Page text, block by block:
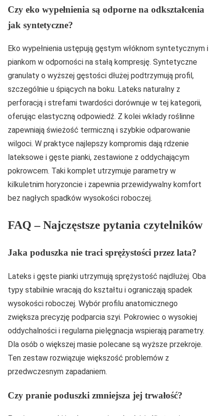
Czy eko wypełnienia są odporne na odkształcenia
jak syntetyczne?
Eko wypełnienia ustępują gęstym włóknom syntetycznym i
piankom w odporności na stałą kompresję. Syntetyczne
granulaty o wyższej gęstości dłużej podtrzymują profil,
szczególnie u śpiących na boku. Lateks naturalny z
perforacją i strefami twardości dorównuje w tej kategorii,
oferując elastyczną odpowiedź. Z kolei wkłady roślinne
zapewniają świeżość termiczną i szybkie odparowanie
wilgoci. W praktyce najlepszy kompromis dają rdzenie
lateksowe i gęste pianki, zestawione z oddychającym
pokrowcem. Taki komplet utrzymuje parametry w
kilkuletnim horyzoncie i zapewnia przewidywalny komfort
bez nagłych spadków wysokości roboczej.
FAQ – Najczęstsze pytania czytelników
Jaka poduszka nie traci sprężystości przez lata?
Lateks i gęste pianki utrzymują sprężystość najdłużej. Oba
typy stabilnie wracają do kształtu i ograniczają spadek
wysokości roboczej. Wybór profilu anatomicznego
zwiększa precyzję podparcia szyi. Pokrowiec o wysokiej
oddychalności i regularna pielęgnacja wspierają parametry.
Dla osób o większej masie polecane są wyższe przekroje.
Ten zestaw rozwiązuje większość problemów z
przedwczesnym zapadaniem.
Czy pranie poduszki zmniejsza jej trwałość?